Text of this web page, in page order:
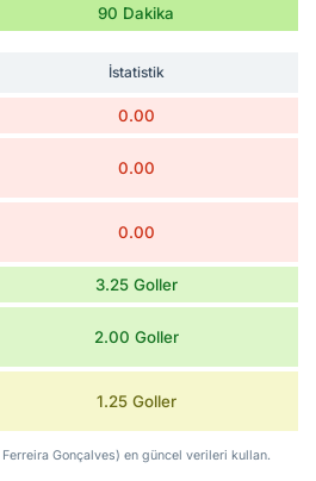
90 Dakika
İstatistik
0.00
0.00
0.00
3.25 Goller
2.00 Goller
1.25 Goller
Gonçalves) en güncel verileri kullan.